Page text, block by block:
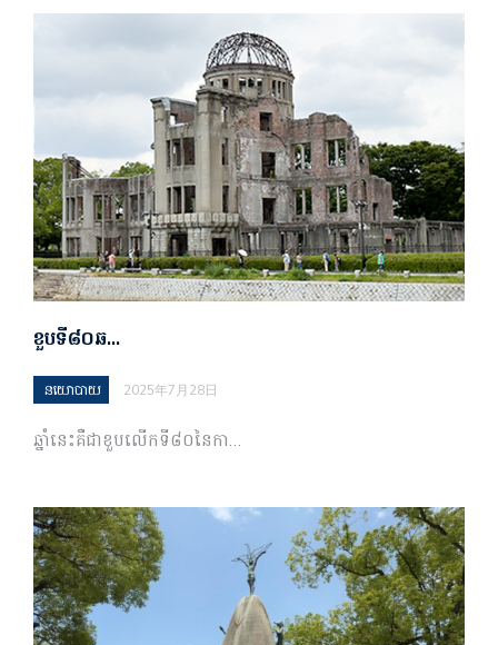
ខួបទី៨០ឆ…
នយោបាយ 2025年7月28日
ឆ្នាំ​នេះ​គឺ​ជា​ខួប​លើក​ទី​៨០​នៃ​កា…